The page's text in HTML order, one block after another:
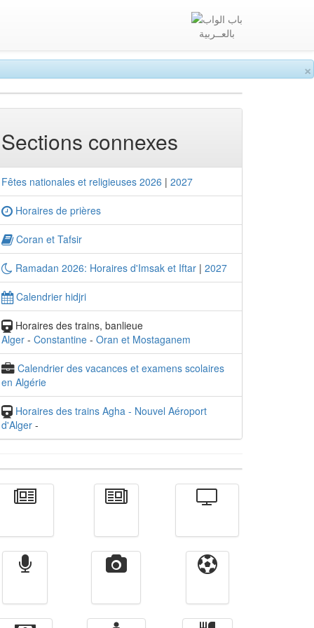
×
بالعــربية
Sections connexes
Fêtes nationales et religieuses 2026 | 2027
Horaires de prières
Coran et Tafsir
Ramadan 2026: Horaires d'Imsak et Iftar | 2027
Calendrier hidjri
Horaires des trains, banlieue
Alger - Constantine - Oran et Mostaganem
Calendrier des vacances et examens scolaires
en Algérie
Horaires des trains Agha - Nouvel Aéroport
d'Alger -